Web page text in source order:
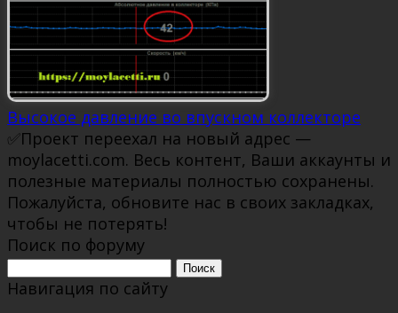
Высокое давление во впускном коллекторе
✅Проект переехал на новый адрес —
moylacetti.com. Весь контент, Ваши аккаунты и
полезные материалы полностью сохранены.
Пожалуйста, обновите нас в своих закладках,
чтобы не потерять!
Поиск по форуму
Поиск:
Навигация по сайту